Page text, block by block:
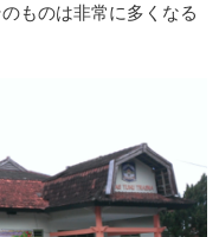
ものは非常に多くなる